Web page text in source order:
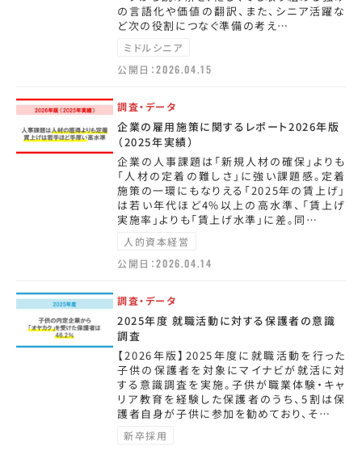
の言語化や価値の翻訳、また、シニア活躍な
ど次の役割につなぐ準備の考え…
ミドルシニア
公開日：2026.04.15
調査・データ
企業の雇用施策に関するレポート2026年版
（2025年実績）
企業の人事課題は「新規人材の確保」よりも
「人材の定着の難しさ」に強い課題感。定着
施策の一環にもなりえる「2025年の賃上げ」
は若い年代ほど4%以上の高水準、「賃上げ
実施率」よりも「賃上げ水準」に差。同…
人的資本経営
公開日：2026.04.14
調査・データ
2025年度 就職活動に対する保護者の意識
調査
【2026年版】2025年度に就職活動を行った
子供の保護者を対象にマイナビが就活に対
する意識調査を実施。子供が職業体験・キャ
リア教育を経験した保護者のうち、5割は保
護者自身が子供に参加を勧めており、そ…
新卒採用